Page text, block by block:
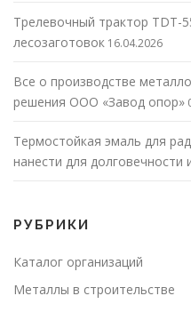
Трелевочный трактор TDT-
лесозаготовок 16.04.2026
Все о производстве
решения ООО «Завод опор»
Термостойкая эмаль для
нанести для долговечности
РУБРИКИ
Каталог организаций
Металлы в строительстве